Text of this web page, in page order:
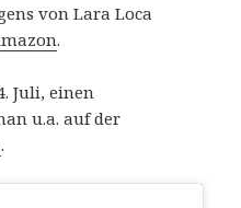
von Lara Loca
.
Juli, einen
u.a. auf der
.